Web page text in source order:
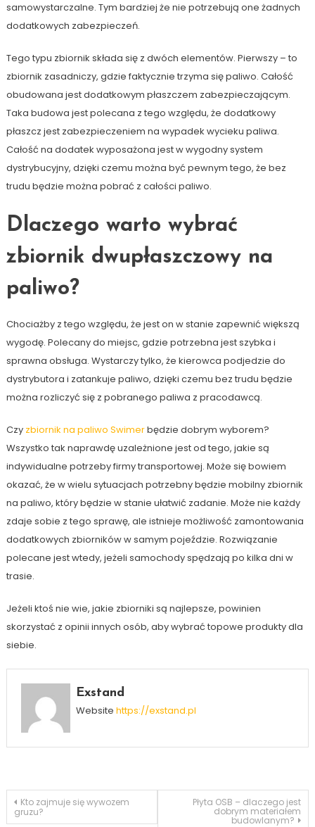
samowystarczalne. Tym bardziej że nie potrzebują one żadnych
dodatkowych zabezpieczeń.
Tego typu zbiornik składa się z dwóch elementów. Pierwszy – to
zbiornik zasadniczy, gdzie faktycznie trzyma się paliwo. Całość
obudowana jest dodatkowym płaszczem zabezpieczającym.
Taka budowa jest polecana z tego względu, że dodatkowy
płaszcz jest zabezpieczeniem na wypadek wycieku paliwa.
Całość na dodatek wyposażona jest w wygodny system
dystrybucyjny, dzięki czemu można być pewnym tego, że bez
trudu będzie można pobrać z całości paliwo.
Dlaczego warto wybrać
zbiornik dwupłaszczowy na
paliwo?
Chociażby z tego względu, że jest on w stanie zapewnić większą
wygodę. Polecany do miejsc, gdzie potrzebna jest szybka i
sprawna obsługa. Wystarczy tylko, że kierowca podjedzie do
dystrybutora i zatankuje paliwo, dzięki czemu bez trudu będzie
można rozliczyć się z pobranego paliwa z pracodawcą.
Czy zbiornik na paliwo Swimerbędzie dobrym wyborem?
Wszystko tak naprawdę uzależnione jest od tego, jakie są
indywidualne potrzeby firmy transportowej. Może się bowiem
okazać, że w wielu sytuacjach potrzebny będzie mobilny zbiornik
na paliwo, który będzie w stanie ułatwić zadanie. Może nie każdy
zdaje sobie z tego sprawę, ale istnieje możliwość zamontowania
dodatkowych zbiorników w samym pojeździe. Rozwiązanie
polecane jest wtedy, jeżeli samochody spędzają po kilka dni w
trasie.
Jeżeli ktoś nie wie, jakie zbiorniki są najlepsze, powinien
skorzystać z opinii innych osób, aby wybrać topowe produkty dla
siebie.
Exstand
Website https://exstand.pl
Nawigacja
Kto zajmuje się wywozem
gruzu?
Płyta OSB – dlaczego jest
dobrym materiałem
budowlanym?